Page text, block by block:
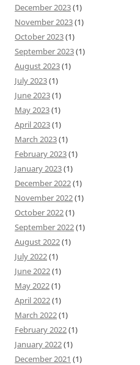
December 2023(1)
November 2023(1)
October 2023(1)
September 2023(1)
August 2023(1)
July 2023(1)
June 2023(1)
May 2023(1)
April 2023(1)
March 2023(1)
February 2023(1)
January 2023(1)
December 2022(1)
November 2022(1)
October 2022(1)
September 2022(1)
August 2022(1)
July 2022(1)
June 2022(1)
May 2022(1)
April 2022(1)
March 2022(1)
February 2022(1)
January 2022(1)
December 2021 (1)